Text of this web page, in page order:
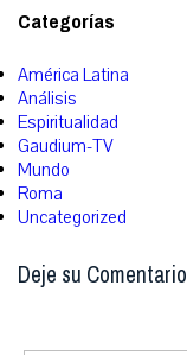
Categorías
América Latina
Análisis
Espiritualidad
Gaudium-TV
Mundo
Roma
Uncategorized
Deje su Comentario